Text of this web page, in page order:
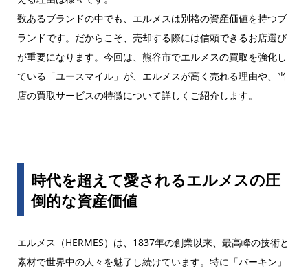
数あるブランドの中でも、エルメスは別格の資産価値を持つブ
ランドです。だからこそ、売却する際には信頼できるお店選び
が重要になります。今回は、熊谷市でエルメスの買取を強化し
ている「ユースマイル」が、エルメスが高く売れる理由や、当
店の買取サービスの特徴について詳しくご紹介します。
時代を超えて愛されるエルメスの圧
倒的な資産価値
エルメス（HERMES）は、1837年の創業以来、最高峰の技術と
素材で世界中の人々を魅了し続けています。特に「バーキン」